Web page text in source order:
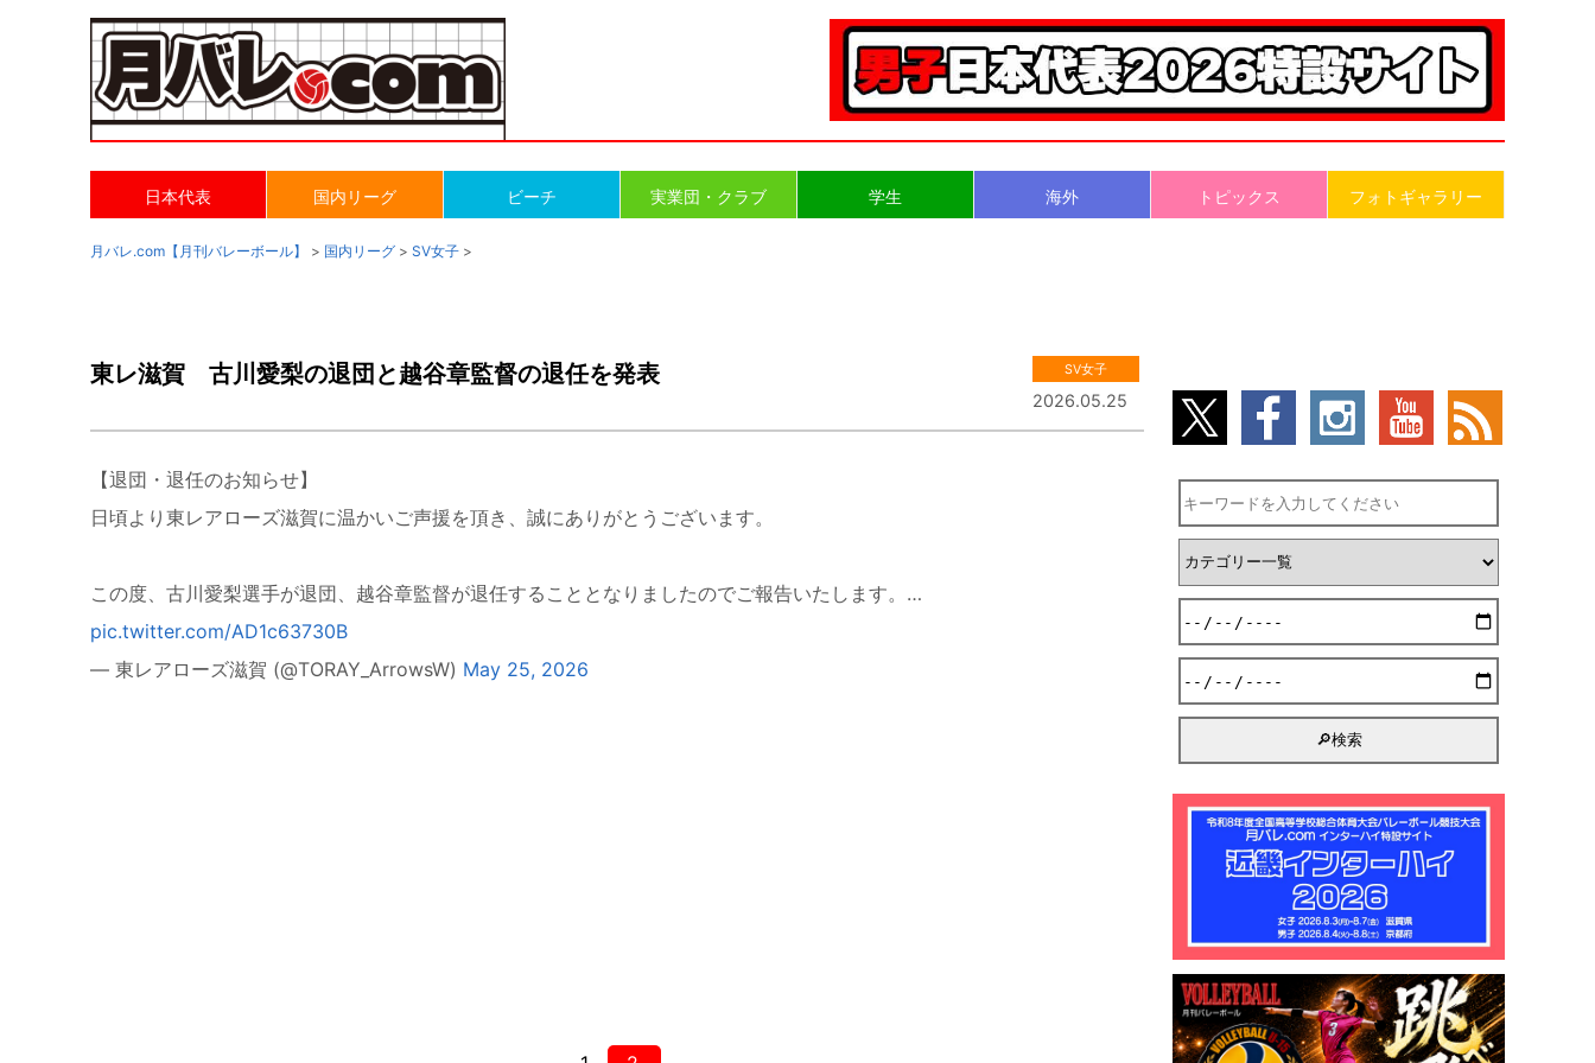
日本代表 国内リーグ ビーチ 実業団・クラブ 学生 海外 トピックス フォトギャラリー
月バレ.com【月刊バレーボール】 > 国内リーグ > SV女子 >
東レ滋賀 古川愛梨の退団と越谷章監督の退任を発表 SV女子
2026.05.25
【退団・退任のお知らせ】
日頃より東レアローズ滋賀に温かいご声援を頂き、誠にありがとうございます。
この度、古川愛梨選手が退団、越谷章監督が退任することとなりましたのでご報告いたします。…
pic.twitter.com/AD1c63730B
— 東レアローズ滋賀 (@TORAY_ArrowsW) May 25, 2026